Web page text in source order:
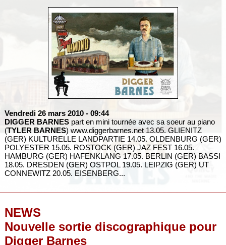
Vendredi 26 mars 2010 - 09:44
DIGGER BARNESpart en mini tournée avec sa soeur au piano
(TYLER BARNES) www.diggerbarnes.net 13.05. GLIENITZ
(GER) KULTURELLE LANDPARTIE 14.05. OLDENBURG (GER)
POLYESTER 15.05. ROSTOCK (GER) JAZ FEST 16.05.
HAMBURG (GER) HAFENKLANG 17.05. BERLIN (GER) BASSI
18.05. DRESDEN (GER) OSTPOL 19.05. LEIPZIG (GER) UT
CONNEWITZ 20.05. EISENBERG...
NEWS
Nouvelle sortie discographique pour
Digger Barnes